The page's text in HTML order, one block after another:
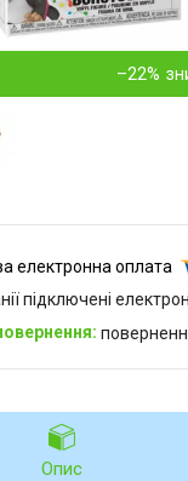
–22%
підключені
Опис